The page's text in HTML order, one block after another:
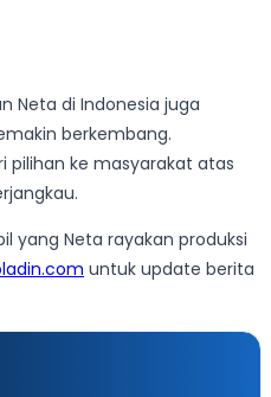
Neta di Indonesia juga
berkembang.
ke masyarakat atas
yang Neta rayakan produksi
untuk update berita